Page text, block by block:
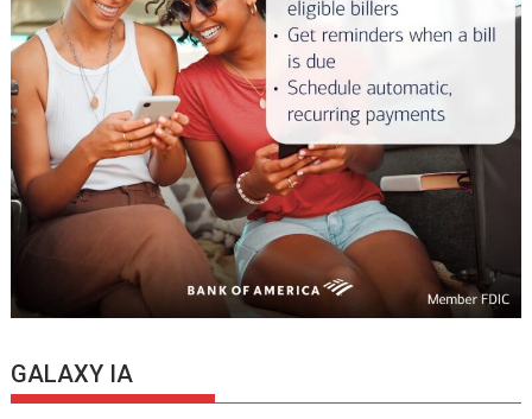
GALAXY IA